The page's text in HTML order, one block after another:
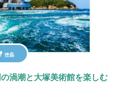
徳島
渦潮と大塚美術館を楽しむ